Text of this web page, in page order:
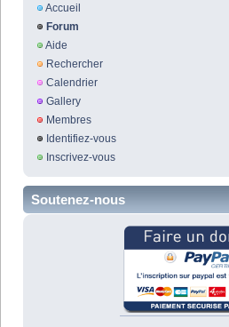
Accueil
Forum
Aide
Rechercher
Calendrier
Gallery
Membres
Identifiez-vous
Inscrivez-vous
Soutenez-nous